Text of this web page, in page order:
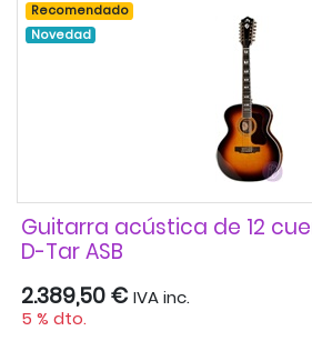
Recomendado
Novedad
Guitarra acústica de 12
D-Tar ASB
2.389,50 € IVA inc.
5 % dto.